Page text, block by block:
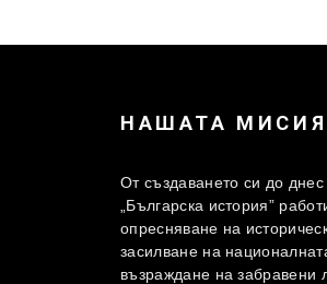
НАШАТА МИСИЯ
От създаването си до
„Българска история”
опресняване на
засилване на
възраждане на забравени